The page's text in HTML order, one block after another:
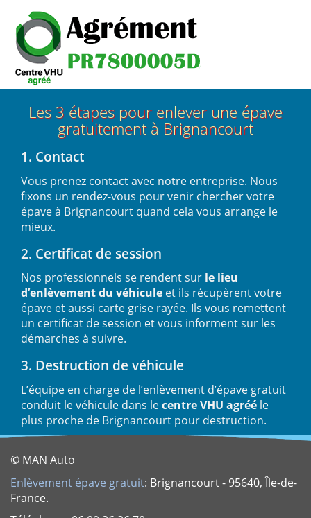
Les 3 étapes pour enlever une épave
gratuitement à Brignancourt
1. Contact
Vous prenez contact avec notre entreprise. Nous
fixons un rendez-vous pour venir chercher votre
épave à Brignancourt quand cela vous arrange le
mieux.
2. Certificat de session
Nos professionnels se rendent sur le lieu
d’enlèvement du véhicule et ils récupèrent votre
épave et aussi carte grise rayée. Ils vous remettent
un certificat de session et vous informent sur les
démarches à suivre.
3. Destruction de véhicule
L’équipe en charge de l’enlèvement d’épave gratuit
conduit le véhicule dans lecentre VHU agréé le
plus proche de Brignancourt pour destruction.
© MAN Auto
Enlèvement épave gratuit: Brignancourt - 95640, Île-de-
France.